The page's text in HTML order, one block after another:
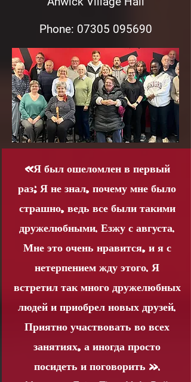
Phone: 07305 095690
«Я был ошеломлен в первый
раз; Я не знал, почему мне было
страшно, ведь все были такими
дружелюбными. Езжу с августа.
Мне это очень нравится, и я с
нетерпением жду этого. Я
встретил так много дружелюбных
людей и приобрел новых друзей.
Приятно участвовать во всех
занятиях, а иногда просто
посидеть и поговорить ».